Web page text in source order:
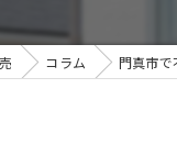
コラム 門真市